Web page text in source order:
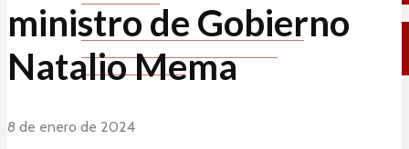
¿Buscás un Arquitecto?
Listado de Matriculados Habilitados
Padrón de peritos de Mendoza
Bolsa de Trabajo
ministro de Gobierno
Natalio Mema
8 de enero de 2024